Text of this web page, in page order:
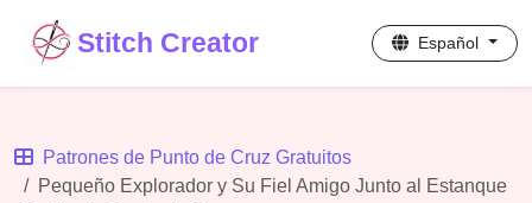
Stitch Creator Español
Patrones de Punto de Cruz Gratuitos
Pequeño Explorador y Su Fiel Amigo Junto al Estanque